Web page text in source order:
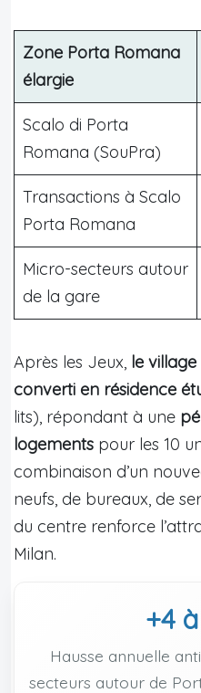
Zone Porta Romana
élargie
Scalo di Porta
Romana (SouPra)
Transactions à Scalo
Porta Romana
Micro-secteurs autour
de la gare
Après les Jeux, le
converti en résidence
lits), répondant à une
logements pour les 10
combinaison d’un
neufs, de bureaux, de
du centre renforce
Milan.
+4
Hausse annuelle
secteurs autour de